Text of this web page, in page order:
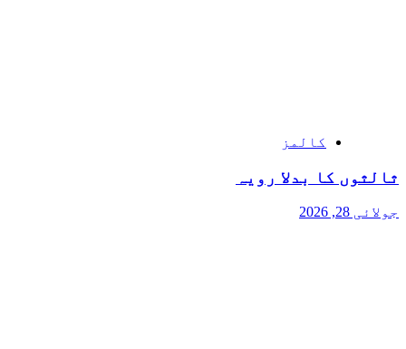
کالمز
ثالثوں کا بدلا رویہ
جولائی 28, 2026